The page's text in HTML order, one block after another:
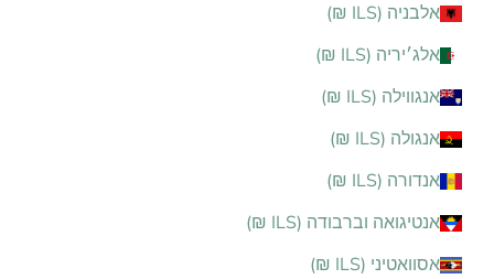
אלבניה (ILS ₪)
אלג׳יריה (ILS ₪)
אנגווילה (ILS ₪)
אנגולה (ILS ₪)
אנדורה (ILS ₪)
אנטיגואה וברבודה (ILS ₪)
אסוואטיני (ILS ₪)